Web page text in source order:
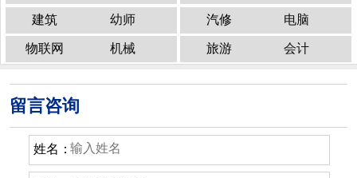
建筑 幼师 汽修 电脑
物联网 机械 旅游 会计
留言咨询
姓名：